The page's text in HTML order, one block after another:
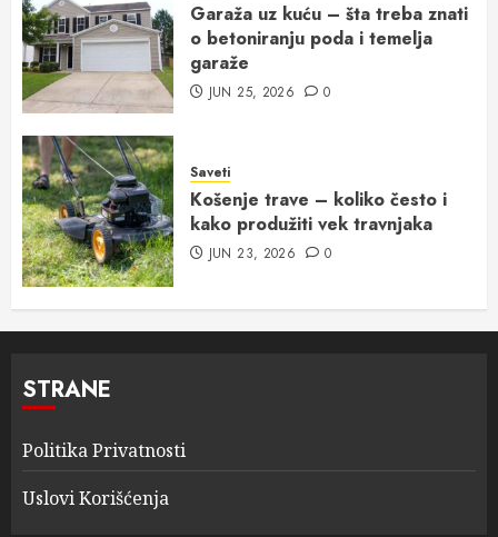
Garaža uz kuću – šta treba znati
o betoniranju poda i temelja
garaže
JUN 25, 2026 0
Saveti
Košenje trave – koliko često i
kako produžiti vek travnjaka
JUN 23, 2026 0
STRANE
Politika Privatnosti
Uslovi Korišćenja